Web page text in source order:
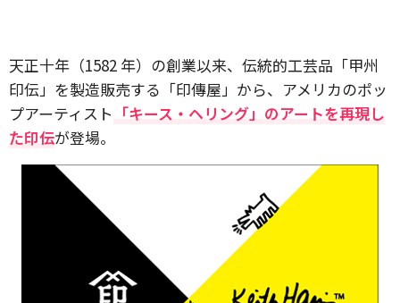
天正十年（1582 年）の創業以来、伝統的工芸品「甲州
印伝」を製造販売する「印傳屋」から、アメリカのポッ
プアーティスト 「キース・ヘリング」のアートを再現し
た印伝が登場。